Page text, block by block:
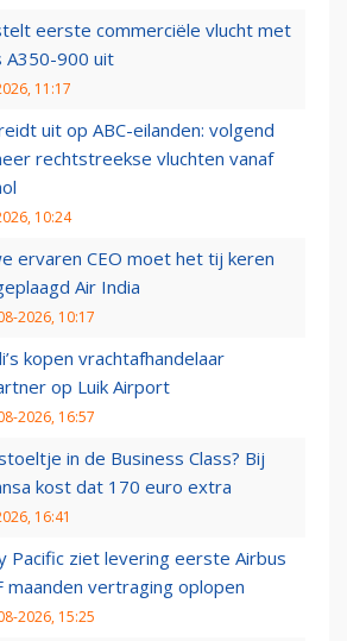
eerste commerciële vlucht met
A350-900 uit
11:17
uit op ABC-eilanden: volgend
rechtstreekse vluchten vanaf
10:24
ervaren CEO moet het tij keren
Air India
2026, 10:17
kopen vrachtafhandelaar
op Luik Airport
2026, 16:57
in de Business Class? Bij
kost dat 170 euro extra
16:41
Pacific ziet levering eerste Airbus
maanden vertraging oplopen
2026, 15:25